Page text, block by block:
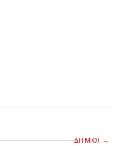
ΔΗΜΟΙ